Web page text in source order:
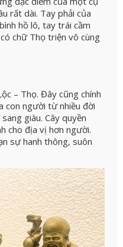
rất dài. Tay phải của
hồ lô, tay trái cầm
chữ Thọ triện vô cùng
– Thọ. Đây cũng chính
con người từ nhiều đời
giàu. Cây quyền
cho địa vị hơn người.
sự hanh thông, suôn